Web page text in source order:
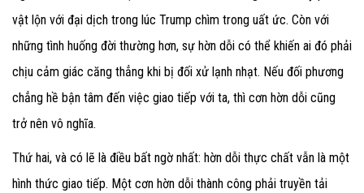
vật lộn với đại dịch trong lúc Trump chìm trong uất ức. Còn với
những tình huống đời thường hơn, sự hờn dỗi có thể khiến ai đó phải
chịu cảm giác căng thẳng khi bị đối xử lạnh nhạt. Nếu đối phương
chẳng hề bận tâm đến việc giao tiếp với ta, thì cơn hờn dỗi cũng
trở nên vô nghĩa.
Thứ hai, và có lẽ là điều bất ngờ nhất: hờn dỗi thực chất vẫn là một
hình thức giao tiếp. Một cơn hờn dỗi thành công phải truyền tải